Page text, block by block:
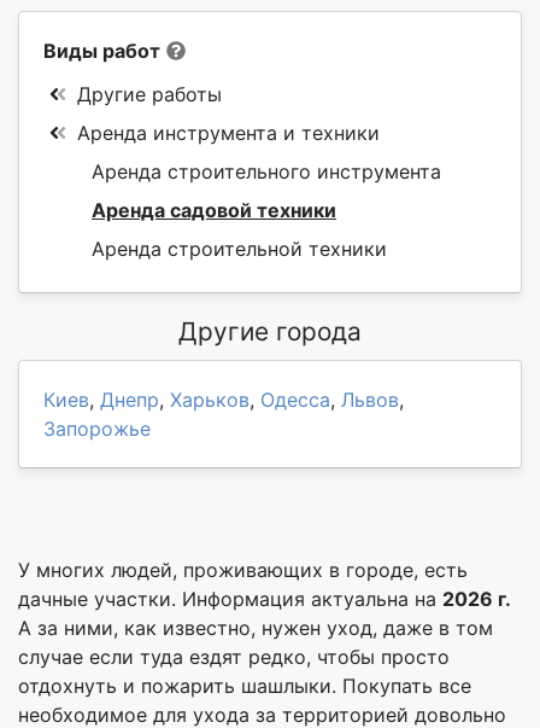
Виды работ
Другие работы
Аренда инструмента и техники
Аренда строительного инструмента
Аренда садовой техники
Аренда строительной техники
Другие города
Киев, Днепр, Харьков, Одесса, Львов,
Запорожье
У многих людей, проживающих в городе, есть
дачные участки. Информация актуальна на 2026 г.
А за ними, как известно, нужен уход, даже в том
случае если туда ездят редко, чтобы просто
отдохнуть и пожарить шашлыки. Покупать все
необходимое для ухода за территорией довольно